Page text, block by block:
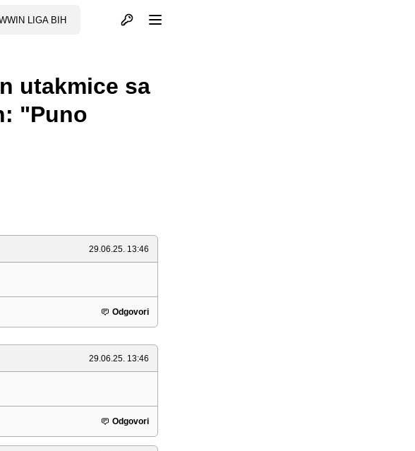
LIGA BIH Otvori profil
utakmice sa
"Puno
29.06.25. 13:46
Odgovori
29.06.25. 13:46
Odgovori